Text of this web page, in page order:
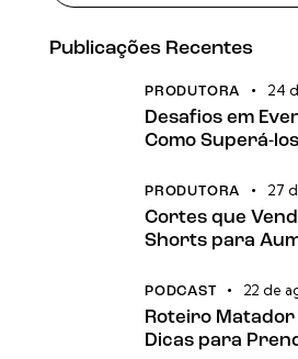
Publicações Recentes
PRODUTORA 24
Desafios em
Como Superá-los
PRODUTORA 27
Cortes que
Shorts para
PODCAST 22 de
Roteiro
Dicas para